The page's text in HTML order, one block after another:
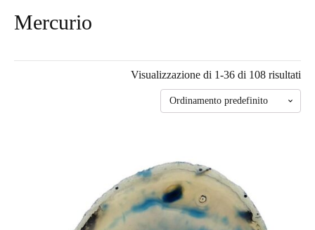
Mercurio
Visualizzazione di 1-36 di 108 risultati